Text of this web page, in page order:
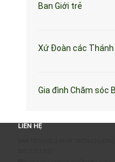
Ban Giới trẻ
Xứ Đoàn các
Gia đình Chăm sóc
LIÊN HỆ